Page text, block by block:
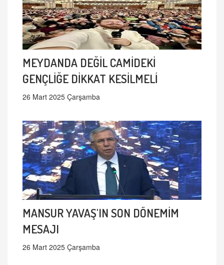
MEYDANDA DEĞİL CAMİDEKİ
GENÇLİĞE DİKKAT KESİLMELİ
26 Mart 2025 Çarşamba
MANSUR YAVAŞ'IN SON DÖNEMİM
MESAJI
26 Mart 2025 Çarşamba